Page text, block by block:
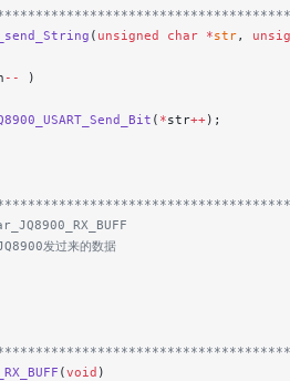
( unsigned char *str,
--
)
( *str++);
发过来的数据
(void )